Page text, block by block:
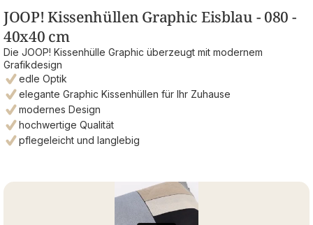
JOOP! Kissenhüllen Graphic Eisblau - 080 -
40x40 cm
Die JOOP! Kissenhülle Graphic überzeugt mit modernem
Grafikdesign
edle Optik
elegante Graphic Kissenhüllen für Ihr Zuhause
modernes Design
hochwertige Qualität
pflegeleicht und langlebig